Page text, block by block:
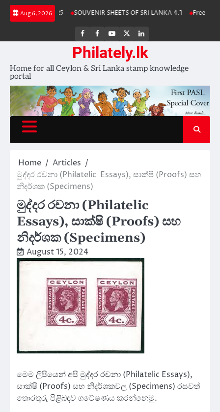
Skip
Aug 6, 2026
Album 2025 SOUVENIR SHEETS OF SRI LANKA 4.1 Free
FB
FB
group
Youtube
Channel
page
LinkedIn
Philately.lk
Home for all Ceylon & Sri Lanka stamp knowledge
portal
Home
Articles
මුද්දර රචනා (Philatelic Essays), සාක්ෂි (Proofs) සහ
නිදර්ශක (Specimens)
මුද්දර රචනා (Philatelic
Essays), සාක්ෂි (Proofs) සහ
නිදර්ශක (Specimens)
August 15, 2024
මෙම ලිපියෙන් අපි මුද්දර රචනා (Philatelic Essays),
සාක්ෂි (Proofs) සහ නිදර්ශකවල (Specimens) රසවත්
තොරතුරු පිළිබඳව ගවේෂණය කරන්නෙමු.